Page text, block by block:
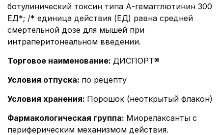
ботулинический токсин типа А-гемагглютинин 300
ЕД*; /* единица действия (ЕД) равна средней
смертельной дозе для мышей при
интраперитонеальном введении.
Торговое наименование: ДИСПОРТ®
Условия отпуска: по рецепту
Условия хранения: Порошок (неоткрытый флакон)
Фармакологическая группа: Миорелаксанты с
периферическим механизмом действия.